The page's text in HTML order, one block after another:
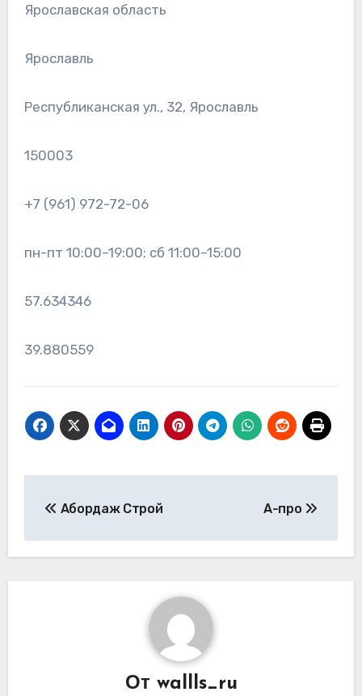
Ярославская область
Ярославль
Республиканская ул., 32, Ярославль
150003
+7 (961) 972-72-06
пн-пт 10:00–19:00; сб 11:00–15:00
57.634346
39.880559
записям
Абордаж Строй А-про
От wallls_ru